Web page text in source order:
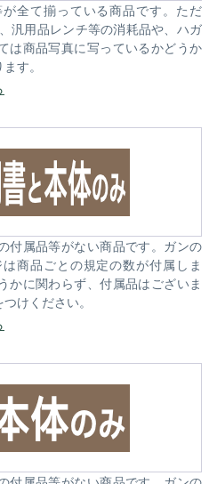
全て揃っている商品です。ただ
汎用品レンチ等の消耗品や、ハガ
は商品写真に写っているかどうか
す。
付属品等がない商品です。ガンの
商品ごとの規定の数が付属しま
かに関わらず、付属品はございま
けください。